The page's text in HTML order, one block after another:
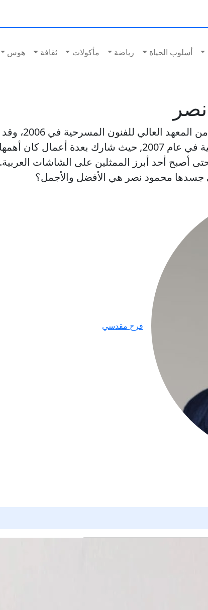
أسلوب الحياة رياضة مأكولات ثقافة هوس
محمود نصر هو
على دفعته. قد بدأ عمله كممثل في الدراما التلفزيونية في عام
أصبح أحد أبرز الممثلين على الشاشات
جسدها محمود نصر هي الأفضل والأجمل؟
فرح مقدسي